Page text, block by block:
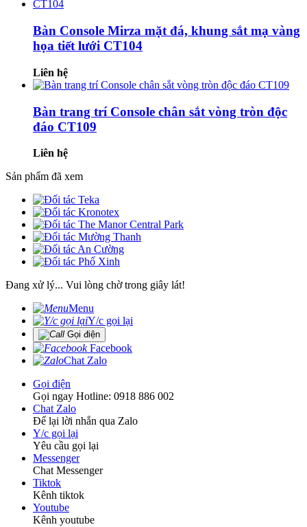
Bàn Console Mirza mặt đá, khung sắt mạ vàng
họa tiết lưới CT104
Liên hệ
Bàn trang trí Console chân sắt vòng tròn độc
đáo CT109
Liên hệ
Sản phẩm đã xem
Đang xử lý... Vui lòng chờ trong giây lát!
Menu
Y/c gọi lại
Gọi điện
Facebook
Chat Zalo
Gọi điện
Gọi ngay Hotline: 0918 886 002
Chat Zalo
Để lại lời nhắn qua Zalo
Y/c gọi lại
Yêu cầu gọi lại
Messenger
Chat Messenger
Tiktok
Kênh tiktok
Youtube
Kênh youtube